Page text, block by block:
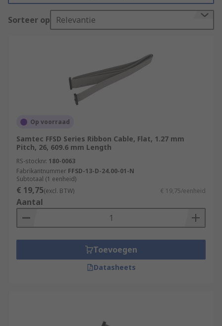
Sorteer op Relevantie
Op voorraad
Samtec FFSD Series Ribbon Cable, Flat, 1.27 mm
Pitch, 26, 609.6 mm Length
RS-stocknr. 180-0063
Fabrikantnummer FFSD-13-D-24.00-01-N
Subtotaal (1 eenheid)
€ 19,75(excl. BTW) € 19,75/eenheid
Aantal
Toevoegen
Datasheets